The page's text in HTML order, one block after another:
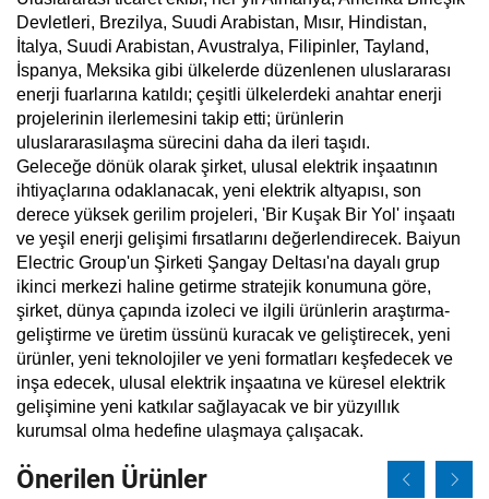
Devletleri, Brezilya, Suudi Arabistan, Mısır, Hindistan,
İtalya, Suudi Arabistan, Avustralya, Filipinler, Tayland,
İspanya, Meksika gibi ülkelerde düzenlenen uluslararası
enerji fuarlarına katıldı; çeşitli ülkelerdeki anahtar enerji
projelerinin ilerlemesini takip etti; ürünlerin
uluslararasılaşma sürecini daha da ileri taşıdı.
Geleceğe dönük olarak şirket, ulusal elektrik inşaatının
ihtiyaçlarına odaklanacak, yeni elektrik altyapısı, son
derece yüksek gerilim projeleri, 'Bir Kuşak Bir Yol' inşaatı
ve yeşil enerji gelişimi fırsatlarını değerlendirecek. Baiyun
Electric Group'un Şirketi Şangay Deltası'na dayalı grup
ikinci merkezi haline getirme stratejik konumuna göre,
şirket, dünya çapında izoleci ve ilgili ürünlerin araştırma-
geliştirme ve üretim üssünü kuracak ve geliştirecek, yeni
ürünler, yeni teknolojiler ve yeni formatları keşfedecek ve
inşa edecek, ulusal elektrik inşaatına ve küresel elektrik
gelişimine yeni katkılar sağlayacak ve bir yüzyıllık
kurumsal olma hedefine ulaşmaya çalışacak.
Önerilen Ürünler